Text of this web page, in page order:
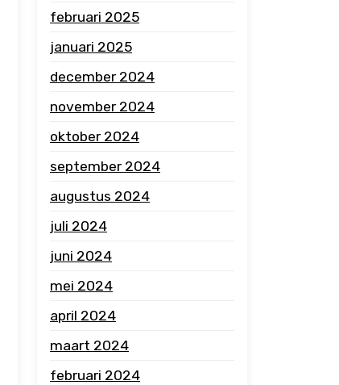
februari 2025
januari 2025
december 2024
november 2024
oktober 2024
september 2024
augustus 2024
juli 2024
juni 2024
mei 2024
april 2024
maart 2024
februari 2024